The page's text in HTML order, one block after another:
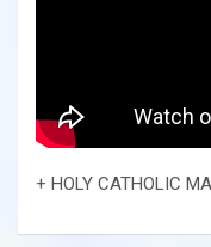
+ HOLY CATHOLIC